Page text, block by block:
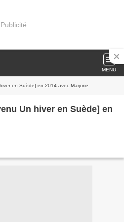
Publicité
MENU
en Suède] en 2014 avec Marjorie
Un hiver en Suède] en